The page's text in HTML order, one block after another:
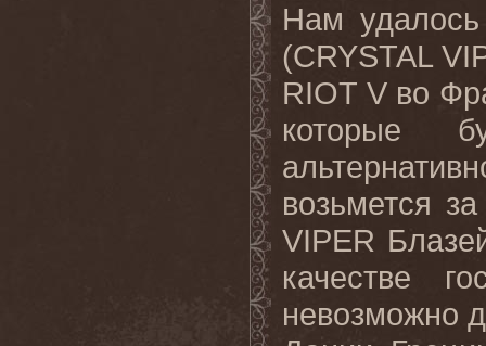
Нам
(CRYSTAL
RIOT V во
которые
возьмется
VIPER
качестве
невозможно